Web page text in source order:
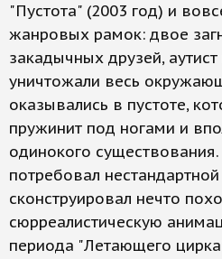
"Пустота" (2003 год) и
жанровых рамок: двое
закадычных друзей,
уничтожали весь
оказывались в пустоте,
пружинит под ногами и
одинокого
потребовал
сконструировал нечто
сюрреалистическую
периода "Летающего